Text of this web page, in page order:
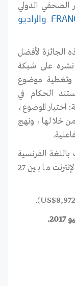
الصحفي الدولي
والراديو
الجائزة لأفضل
على شبكة
وتغطية موضوع
الحكام في
اختيار الموضوع،
من خلالها، ونهج
باللغة الفرنسية
أو الإنجليزية ويجب أن يتم نشره على الإنترنت ما بين 27